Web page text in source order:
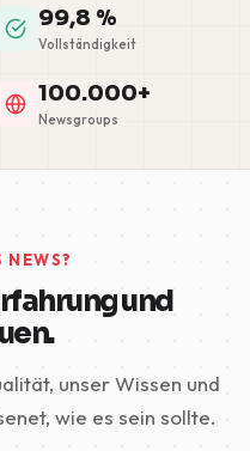
99,8 %
Vollständigkeit
100.000+
Newsgroups
NEWS?
und
unser Wissen und
wie es sein sollte.